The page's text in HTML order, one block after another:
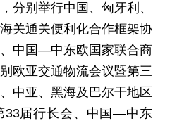
分别举行中国、匈牙利、
关通关便利化合作框架协
中国—中东欧国家联合商
欧亚交通物流会议暨第三
中亚、黑海及巴尔干地区
33届行长会、中国—中东